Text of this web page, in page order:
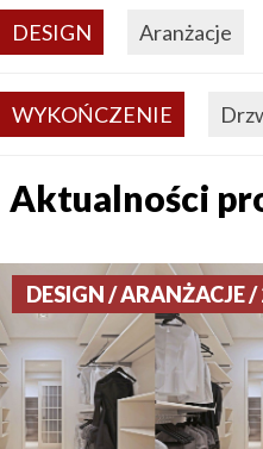
DESIGN Aranżacje
WYKOŃCZENIE
Aktualności
DESIGN / ARANŻACJE